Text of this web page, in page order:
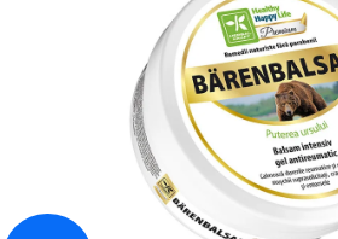
hvězdiček.